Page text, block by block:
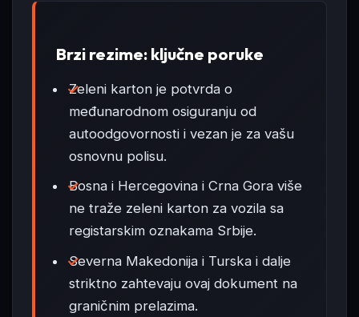
Brzi rezime: ključne poruke
Zeleni karton je potvrda o
međunarodnom osiguranju od
autoodgovornosti i vezan je za vašu
osnovnu polisu.
Bosna i Hercegovina i Crna Gora više
ne traže zeleni karton za vozila sa
registarskim oznakama Srbije.
Severna Makedonija i Turska i dalje
striktno zahtevaju ovaj dokument na
graničnim prelazima.